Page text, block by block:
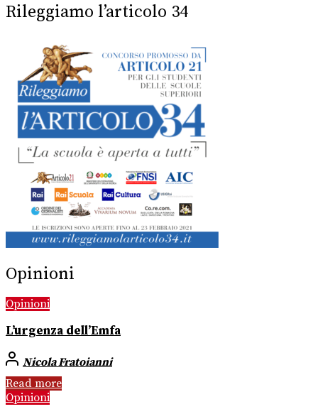
Rileggiamo l’articolo 34
Opinioni
Opinioni
L’urgenza dell’Emfa
Nicola Fratoianni
Read more
Opinioni